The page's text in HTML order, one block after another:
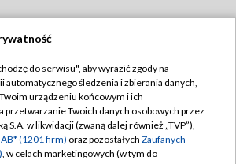
TVP
Regulamin TVP
Polityka prywatności
do serwisu", aby wyrazić zgody na
automatycznego śledzenia i zbierania danych,
urządzeniu końcowym i ich
przetwarzanie Twoich danych osobowych przez
S.A. w likwidacji (zwaną dalej również „TVP”),
(1201 firm) oraz pozostałych Zaufanych
, w celach marketingowych (w tym do